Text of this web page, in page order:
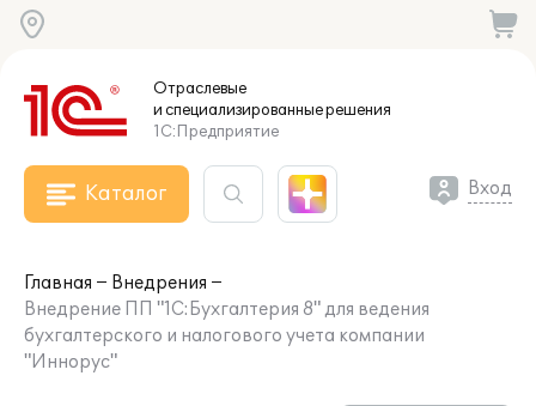
Отраслевые
и специализированныерешения
1С:Предприятие
Каталог Вход
Главная
Внедрения
Внедрение ПП "1С:Бухгалтерия 8" для ведения
бухгалтерского и налогового учета компании
"Иннорус"